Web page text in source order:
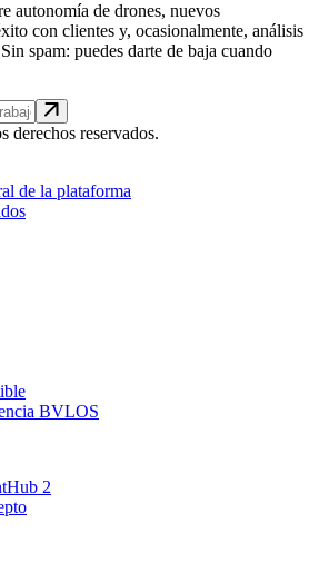
autonomía de drones, nuevos
con clientes y, ocasionalmente, análisis
spam: puedes darte de baja cuando
derechos reservados.
de la plataforma
BVLOS
2